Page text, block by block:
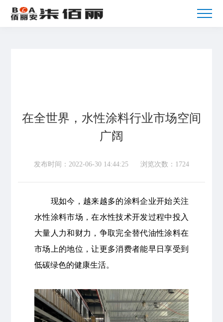
在全世界，水性涂料行业市场空间
广阔
发布时间：2022-06-30 14:44:25 浏览次数：1724
现如今，越来越多的涂料企业开始关注
水性涂料市场，在水性技术开发过程中投入
大量人力和财力，争取完全替代油性涂料在
市场上的地位，让更多消费者能早日享受到
低碳绿色的健康生活。